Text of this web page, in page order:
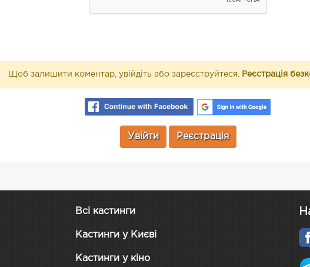
Щоб залишити коментар, увійдіть або зареєструйтеся. Реєстрація
Увійти Реєстрація
Всі кастинги
Кастинги у Києві
Кастинги у кіно